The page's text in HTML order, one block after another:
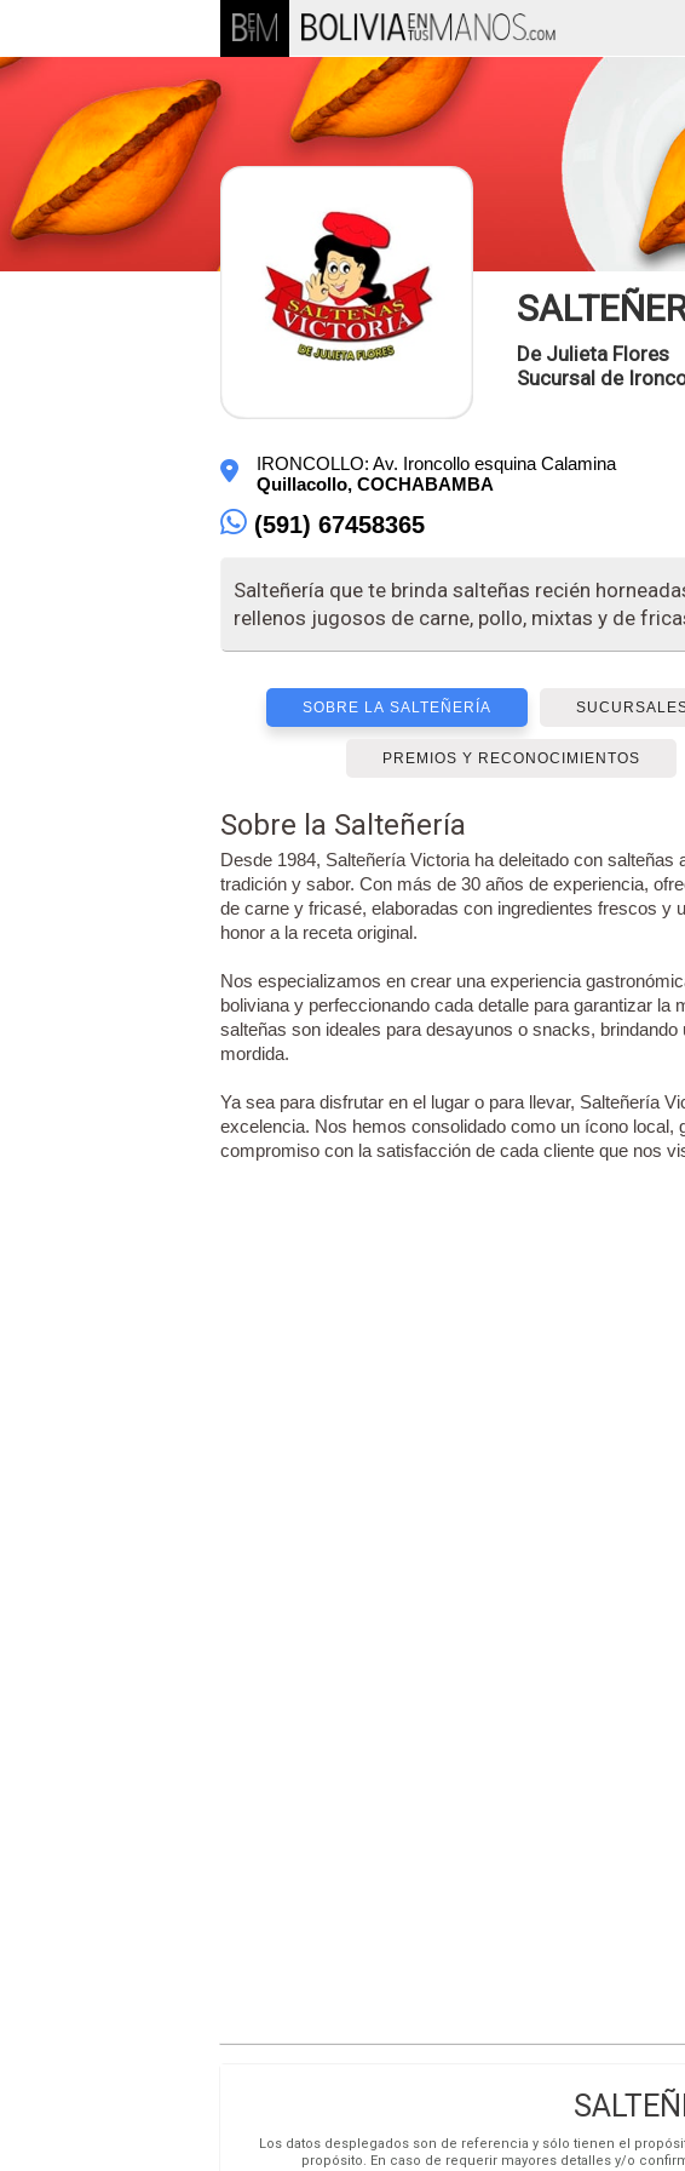
De Julieta Flores
Sucursal de
IRONCOLLO: Av. Ironcollo esquina Calamina
Quillacollo, COCHABAMBA
(591) 67458365
Salteñería que te brinda salteñas recién
rellenos jugosos de carne, pollo, mixtas y de
SOBRE LA SALTEÑERÍA
PREMIOS Y RECONOCIMIENTOS
Sobre la Salteñería
Desde 1984, Salteñería Victoria ha deleitado con salteñas
tradición y sabor. Con más de 30 años de experiencia,
de carne y fricasé, elaboradas con ingredientes frescos y
honor a la receta original.
Nos especializamos en crear una experiencia
boliviana y perfeccionando cada detalle para garantizar la
salteñas son ideales para desayunos o snacks,
mordida.
Ya sea para disfrutar en el lugar o para llevar, Salteñería
excelencia. Nos hemos consolidado como un ícono local,
compromiso con la satisfacción de cada cliente que nos
Los datos desplegados son de referencia y sólo tienen el
propósito. En caso de requerir mayores detalles y/o